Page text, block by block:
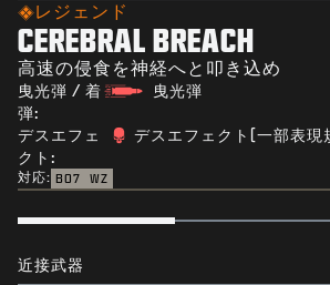
レジェンド
CEREBRAL BREACH
高速の侵食を神経へと叩き込め
曳光弾 / 着
弾:
曳光弾
デスエフェ
クト:
デスエフェクト(一部表現
対応: BO7 WZ
近接武器